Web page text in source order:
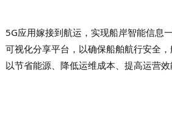
5G应用嫁接到航运， 实现船岸智能信息
可视化分享平台，以确保船舶航行安全
以节省能源、降低运维成本、提高运营